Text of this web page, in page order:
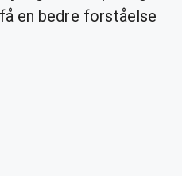
en bedre forståelse